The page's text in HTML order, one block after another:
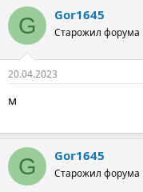
G Gor1645
Старожил форума
20.04.2023
м
G Gor1645
Старожил форума